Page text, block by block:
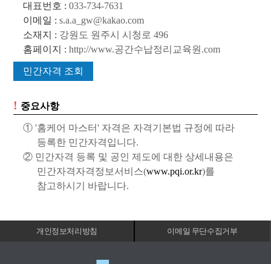
대표번호 :033-734-7631
이메일 :s.a.a_gw@kakao.com
소재지 : 강원도 원주시 시청로 496
홈페이지 :http://www.공간수납정리교육원.com
민간자격 조회
! 중요사항
① '홈케어 마스터' 자격은 자격기본법 규정에 따라
등록한 민간자격입니다.
② 민간자격 등록 및 공인 제도에 대한 상세내용은
민간자격자격정보서비스(www.pqi.or.kr)를
참고하시기 바랍니다.
개인정보처리방침 이메일 무단수집거부